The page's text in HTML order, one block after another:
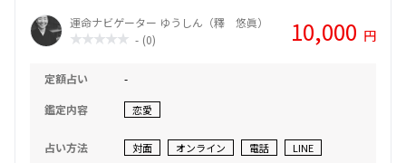
体的な離婚の話は進んでいないようです。私は彼を信じて待っていて
いいのでしょうか？略奪したいわけではないけれど、彼と家庭を築き
しているのは『停滞』と『仮面』です。今の彼は、あなたとの心地よ
い関係と、壊したくない日常の両方を手放せずにいます。言葉では甘
い未来を語りますが、行動が伴っていないのが現状です。 厳しいよう
ですが、今のあなたは『彼の都合の良い正解』の中に閉じ込められて
いませんか？あなたが本当に望んでいるのは『彼』ですか？それとも
『安心できる未来』ですか？今は彼を信じること以上に、あなた自身
運命ナビゲーター ゆうしん（釋 悠眞）
- (0) 10,000 円
定額占い
-
鑑定内容
恋愛
占い方法 対面 オンライン 電話 LINE